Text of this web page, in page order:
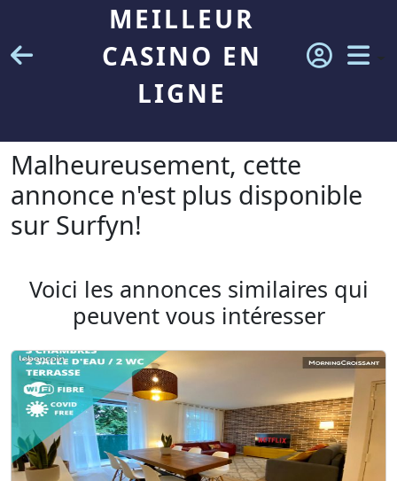
MEILLEUR
CASINO EN
LIGNE
Malheureusement, cette
annonce n'est plus disponible
sur Surfyn!
Voici les annonces similaires qui
peuvent vous intéresser